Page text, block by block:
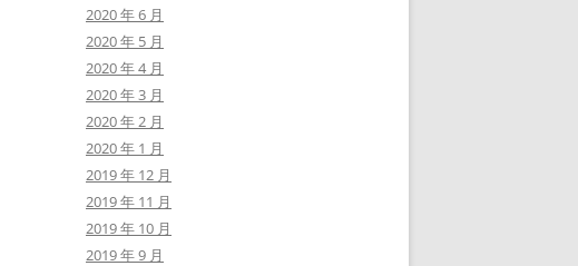
2020 年 6 月
2020 年 5 月
2020 年 4 月
2020 年 3 月
2020 年 2 月
2020 年 1 月
2019 年 12 月
2019 年 11 月
2019 年 10 月
2019 年 9 月